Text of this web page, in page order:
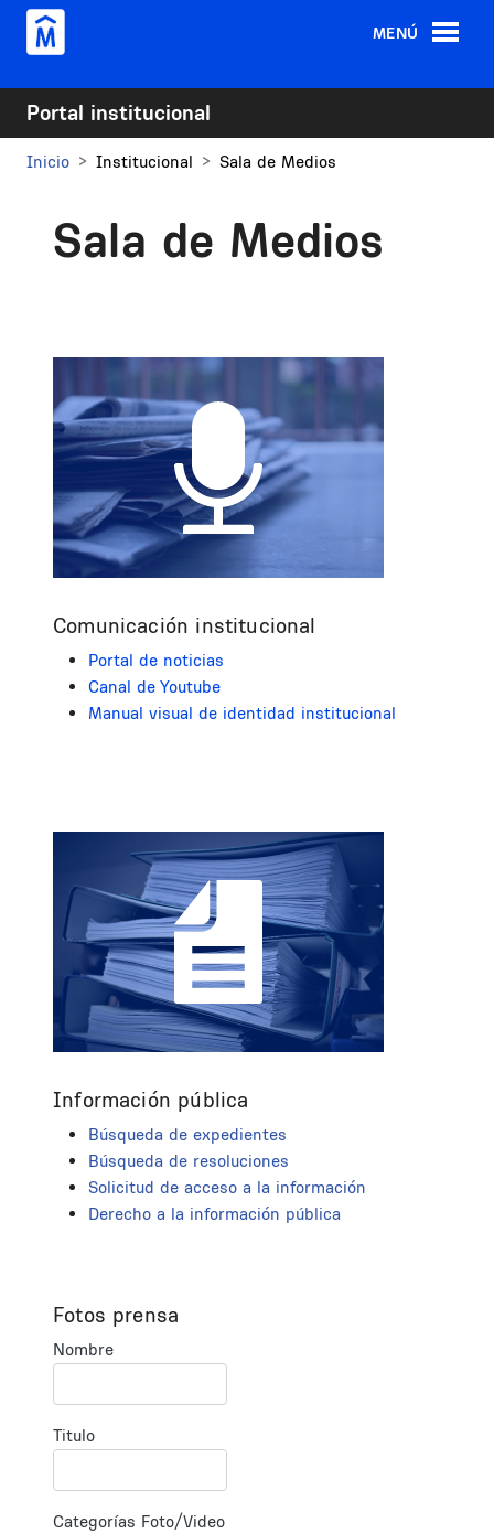
Pasar al contenido principal
MENÚ
Portal institucional
Inicio Institucional Sala de Medios
Sala de Medios
Comunicación institucional
Portal de noticias
Canal de Youtube
Manual visual de identidad institucional
Información pública
Búsqueda de expedientes
Búsqueda de resoluciones
Solicitud de acceso a la información
Derecho a la información pública
Fotos prensa
Nombre
Titulo
Categorías Foto/Video